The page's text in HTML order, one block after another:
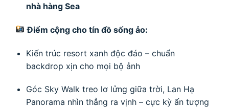
nhà hàng Sea
Điểm cộng cho tín đồ sống ảo:
Kiến trúc resort xanh độc đáo – chuẩn
backdrop xịn cho mọi bộ ảnh
Góc Sky Walk treo lơ lửng giữa trời, Lan Hạ
Panorama nhìn thẳng ra vịnh – cực kỳ ấn tượng